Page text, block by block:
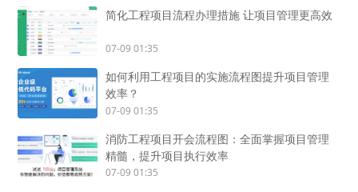
简化工程项目流程办理措施 让项目管理更高效
07-09 01:35
如何利用工程项目的实施流程图提升项目管理
效率？
07-09 01:35
消防工程项目开会流程图：全面掌握项目管理
精髓，提升项目执行效率
07-09 01:35